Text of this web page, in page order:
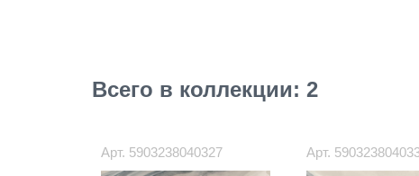
Всего в коллекции: 2
Арт. 5903238040327 Арт.